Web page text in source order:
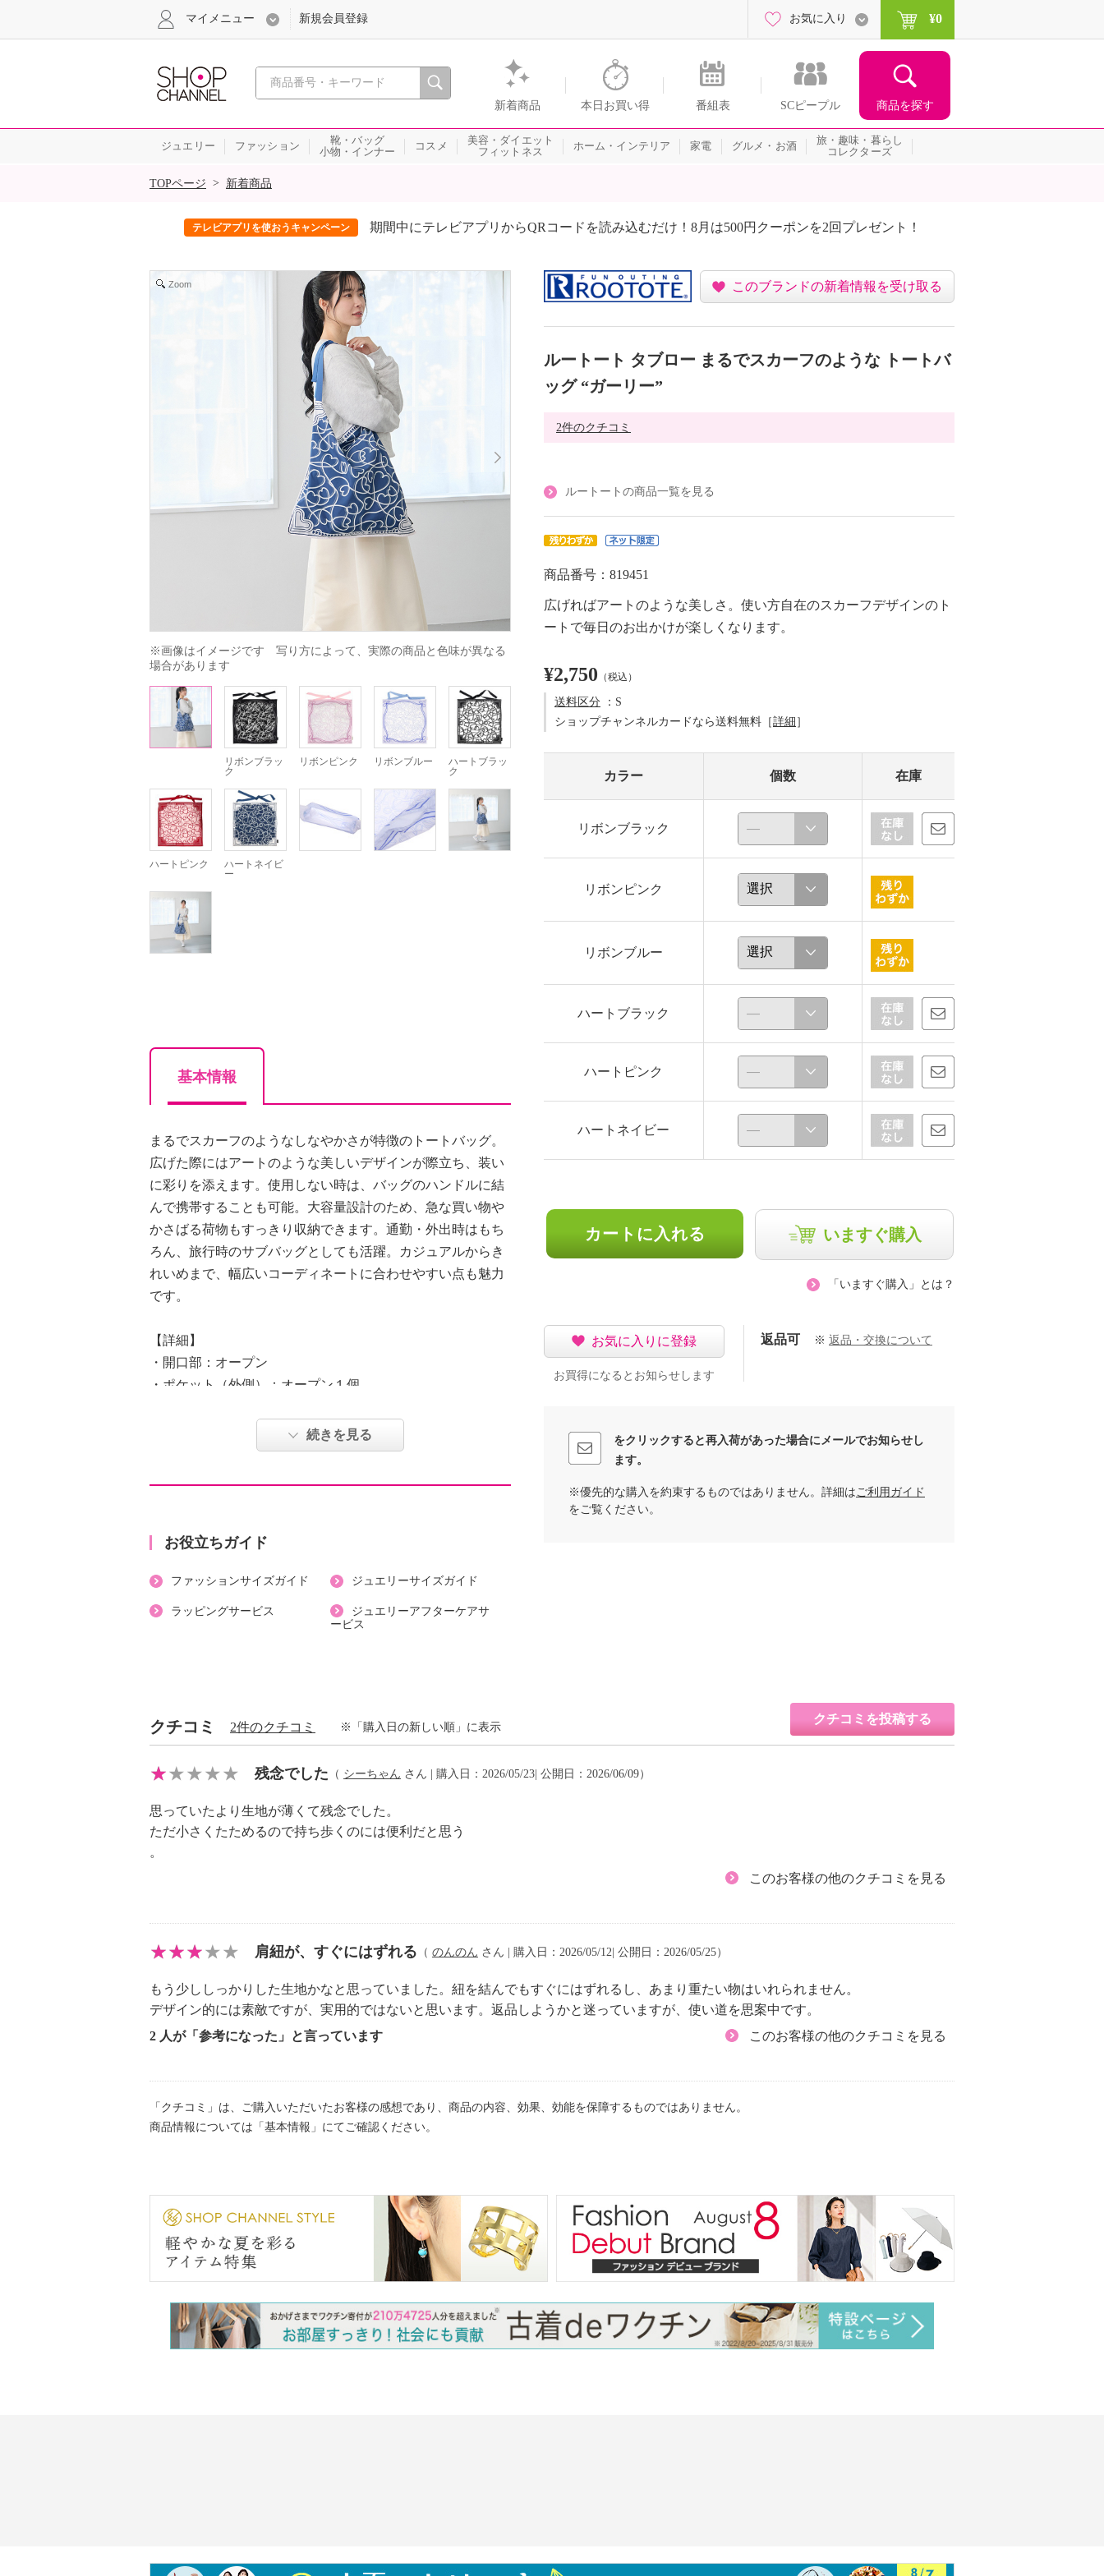
心おどる、瞬間を。通販・テレビショッピングのショップチャンネル
新着商品 本日お買い得 番組表 SCピープル 商品を探す
マイメニュー 新規会員登録 お気に入り ¥0
ジュエリー ファッション
靴・バッグ
小物・インナー
コスメ
美容・ダイエット
フィットネス
ホーム・インテリア 家電 グルメ・お酒
旅・趣味・暮らし
コレクターズ
SALE
TOPページ > 新着商品
テレビアプリを使おうキャンペーン 期間中にテレビアプリからQRコードを読み込むだけ！8月は500円クーポンを2回プレゼント！
Zoom
※画像はイメージです　写り方によって、実際の商品と色味が異なる
場合があります
リボンブラッ
ク
リボンピンク リボンブルー
ハートブラッ
ク
ハートピンク
ハートネイビ
ー
基本情報
まるでスカーフのようなしなやかさが特徴のトートバッグ。
広げた際にはアートのような美しいデザインが際立ち、装い
に彩りを添えます。使用しない時は、バッグのハンドルに結
んで携帯することも可能。大容量設計のため、急な買い物や
かさばる荷物もすっきり収納できます。通勤・外出時はもち
ろん、旅行時のサブバッグとしても活躍。カジュアルからき
れいめまで、幅広いコーディネートに合わせやすい点も魅力
です。
【詳細】
・開口部：オープン
・ポケット（外側）：オープン１個
・内側：ポリエステル
【重さ】
【個体差あり】
・個体差あり
続きを見る
お役立ちガイド
ファッションサイズガイド ジュエリーサイズガイド
ラッピングサービス
ジュエリーアフターケアサ
ービス
このブランドの新着情報を受け取る
ルートート タブロー まるでスカーフのような トートバ
ッグ “ガーリー”
2件のクチコミ
ルートートの商品一覧を見る
商品番号：819451
広げればアートのような美しさ。使い方自在のスカーフデザインのト
ートで毎日のお出かけが楽しくなります。
¥2,750 （税込）
送料区分 ：S
ショップチャンネルカードなら送料無料［詳細 ］
カラー 個数 在庫
リボンブラック
リボンピンク
リボンブルー
ハートブラック
ハートピンク
ハートネイビー
カートに入れる いますぐ購入
「いますぐ購入」とは？
お気に入りに登録
お買得になるとお知らせします
返品可 ※ 返品・交換について
をクリックすると再入荷があった場合にメールでお知らせし
ます。
※優先的な購入を約束するものではありません。詳細は ご利用ガイド
をご覧ください。
クチコミ 2件のクチコミ
クチコミを投稿する
※「購入日の新しい順」に表示
残念でした （ シーちゃん さん | 購入日：2026/05/23| 公開日：2026/06/09）
思っていたより生地が薄くて残念でした。
ただ小さくたためるので持ち歩くのには便利だと思う
。
このお客様の他のクチコミを見る
肩紐が、すぐにはずれる （ のんのん さん | 購入日：2026/05/12| 公開日：2026/05/25）
もう少ししっかりした生地かなと思っていました。紐を結んでもすぐにはずれるし、あまり重たい物はいれられません。
デザイン的には素敵ですが、実用的ではないと思います。返品しようかと迷っていますが、使い道を思案中です。
2 人が「参考になった」と言っています
このお客様の他のクチコミを見る
「クチコミ」は、ご購入いただいたお客様の感想であり、商品の内容、効果、効能を保障するものではありません。
商品情報については「基本情報」にてご確認ください。